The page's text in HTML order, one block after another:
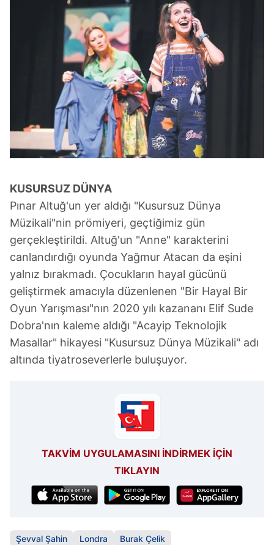
KUSURSUZ DÜNYA
Pınar Altuğ'un yer aldığı "Kusursuz Dünya
Müzikali"nin prömiyeri, geçtiğimiz gün
gerçekleştirildi. Altuğ'un "Anne" karakterini
canlandırdığı oyunda Yağmur Atacan da eşini
yalnız bırakmadı. Çocukların hayal gücünü
geliştirmek amacıyla düzenlenen "Bir Hayal Bir
Oyun Yarışması"nın 2020 yılı kazananı Elif Sude
Dobra'nın kaleme aldığı "Acayip Teknolojik
Masallar" hikayesi "Kusursuz Dünya Müzikali" adı
altında tiyatroseverlerle buluşuyor.
TAKVİM UYGULAMASINI İNDİRMEK İÇİN
TIKLAYIN
Şevval Şahin Londra Burak Çelik